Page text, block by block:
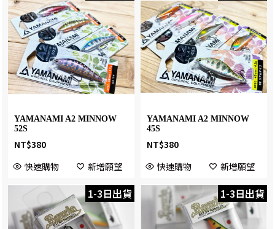
YAMANAMI A2 MINNOW
52S
NT$380
快速購物
新增願望
YAMANAMI A2 MINNOW
45S
NT$380
快速購物
新增願望
1-3日出貨 1-3日出貨